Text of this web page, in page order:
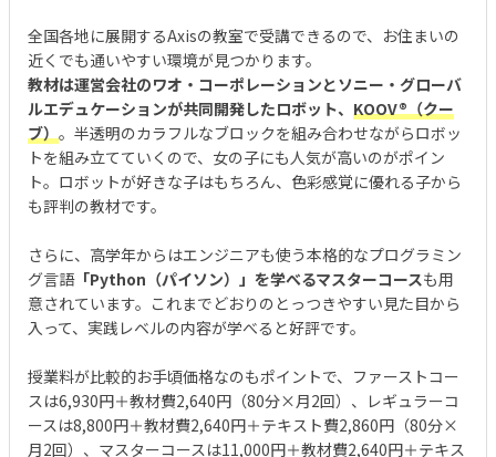
全国各地に展開するAxisの教室で受講できるので、お住まいの
近くでも通いやすい環境が見つかります。
教材は運営会社のワオ・コーポレーションとソニー・グローバ
ルエデュケーションが共同開発したロボット、 KOOV®︎（クー
ブ）。半透明のカラフルなブロックを組み合わせながらロボッ
トを組み立てていくので、女の子にも人気が高いのがポイン
ト。ロボットが好きな子はもちろん、色彩感覚に優れる子から
も評判の教材です。
さらに、高学年からはエンジニアも使う本格的なプログラミン
グ言語「Python（パイソン）」を学べるマスターコースも用
意されています。これまでどおりのとっつきやすい見た目から
入って、実践レベルの内容が学べると好評です。
授業料が比較的お手頃価格なのもポイントで、ファーストコー
スは6,930円＋教材費2,640円（80分×月2回）、レギュラーコ
ースは8,800円＋教材費2,640円＋テキスト費2,860円（80分×
月2回）、マスターコースは11,000円＋教材費2,640円＋テキス